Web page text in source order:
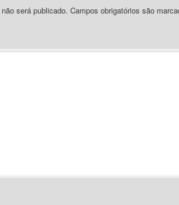
será publicado. Campos obrigatórios são